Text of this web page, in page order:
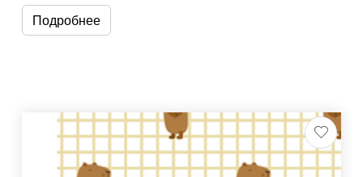
Подробнее